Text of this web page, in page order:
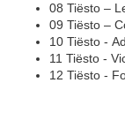
08 Tiësto –
09 Tiësto –
10 Tiësto -
11 Tiësto -
12 Tiësto -